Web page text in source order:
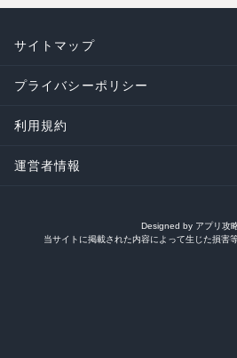
サイトマップ
プライバシーポリシー
利用規約
運営者情報
Designed by アプリ攻
当サイトに掲載された内容によって生じた損害